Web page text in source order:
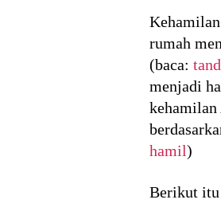
rumah
(baca:
menjadi
kehamilan
hamil)
Berikut itu